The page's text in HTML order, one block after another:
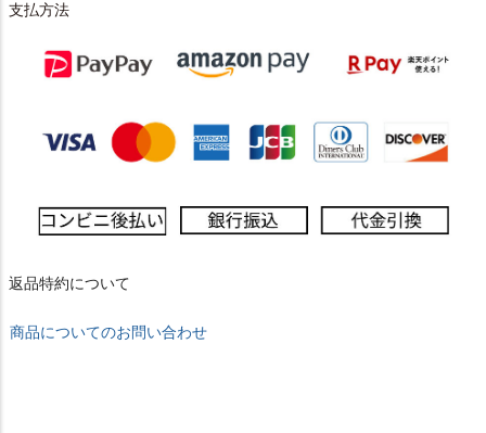
支払方法
返品特約について
商品についてのお問い合わせ